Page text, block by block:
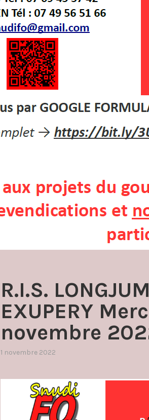
R.I.S.
EXUPERY
novembre
1 novembre 2022
réunions
d'information
syndicale